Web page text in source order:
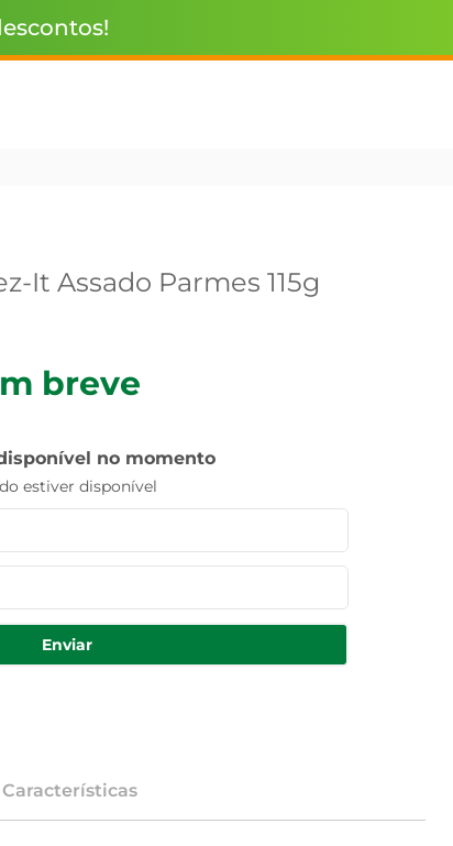
It Assado Parmes 115g
breve
no momento
estiver disponível
Enviar
Características